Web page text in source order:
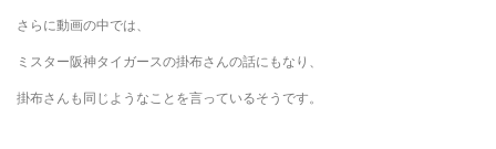
さらに動画の中では、
ミスター阪神タイガースの掛布さんの話にもなり、
掛布さんも同じようなことを言っているそうです。